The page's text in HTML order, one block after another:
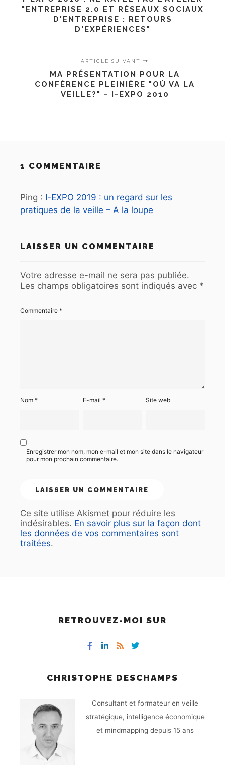
"ENTREPRISE 2.0 ET RÉSEAUX SOCIAUX
D'ENTREPRISE : RETOURS
D'EXPÉRIENCES"
ARTICLE SUIVANT
MA PRÉSENTATION POUR LA
CONFÉRENCE PLEINIÈRE "OÙ VA LA
VEILLE?" - I-EXPO 2010
1 COMMENTAIRE
Ping : I-EXPO 2019 : un regard sur les
pratiques de la veille – A la loupe
LAISSER UN COMMENTAIRE
Votre adresse e-mail ne sera pas publiée.
Les champs obligatoires sont indiqués avec *
Commentaire *
Nom * E-mail* Site web
Enregistrer mon nom, mon e-mail et mon site dans le navigateur
pour mon prochain commentaire.
Ce site utilise Akismet pour réduire les
indésirables. En savoir plus sur la façon dont
les données de vos commentaires sont
traitées.
RETROUVEZ-MOI SUR
CHRISTOPHE DESCHAMPS
Consultant et formateur en veille
stratégique, intelligence économique
et mindmapping depuis 15 ans